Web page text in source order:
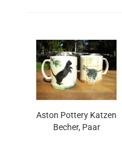
Aston Pottery Katzen
Becher, Paar